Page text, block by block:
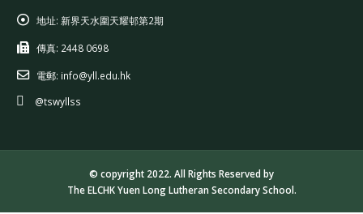
地址: 新界天水圍天耀邨第2期
傳真: 2448 0698
電郵: info@yll.edu.hk
@tswyllss
© copyright 2022. All Rights Reserved by
The ELCHK Yuen Long Lutheran Secondary School.